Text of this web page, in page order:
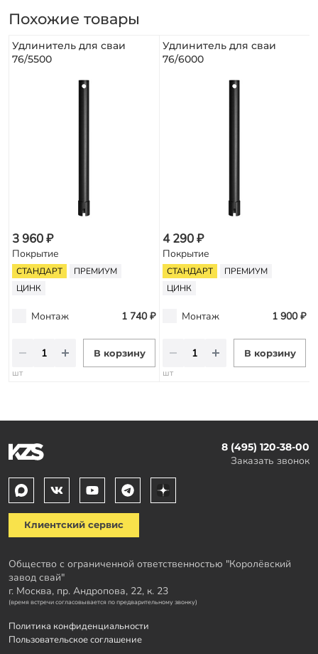
Похожие товары
Удлинитель для сваи
76/5500
3 960 ₽
Покрытие
СТАНДАРТ
ПРЕМИУМ
ЦИНК
Монтаж 1 740 ₽
В корзину
шт
Удлинитель для сваи
76/6000
4 290 ₽
Покрытие
СТАНДАРТ
ПРЕМИУМ
ЦИНК
Монтаж 1 900 ₽
В корзину
шт
8 (495) 120-38-00
Заказать звонок
Клиентский сервис
Общество с ограниченной ответственностью "Королёвский
завод свай"
г. Москва, пр. Андропова, 22, к. 23
(время встречи согласовывается по предварительному звонку)
Политика конфиденциальности
Пользовательское соглашение